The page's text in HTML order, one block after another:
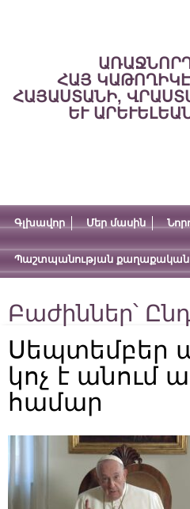
ՀԱՅ
ՀԱՅԱՍՏԱՆԻ,
ԵՒ
Գլխավոր Մեր մասին
Պաշտպանության
Բաժիններ՝
Սեպտեմբեր
կոչ է անում
համար